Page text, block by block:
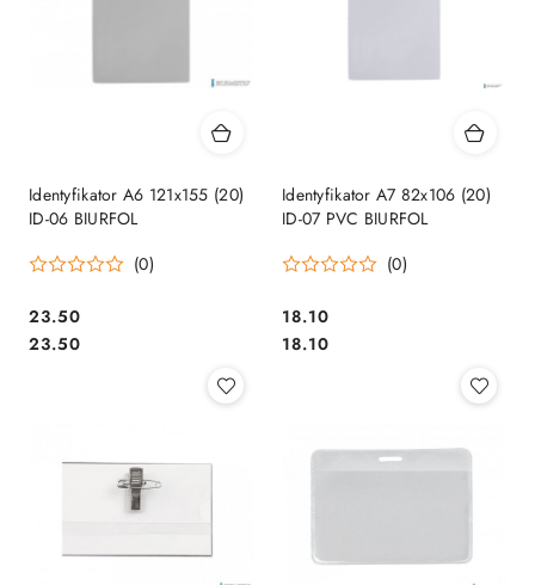
Identyfikator A6 121x155 (20)
ID-06 BIURFOL
(0)
Cena:
23.50
Cena:
23.50
Identyfikator A7 82x106 (20)
ID-07 PVC BIURFOL
(0)
Cena:
18.10
Cena:
18.10